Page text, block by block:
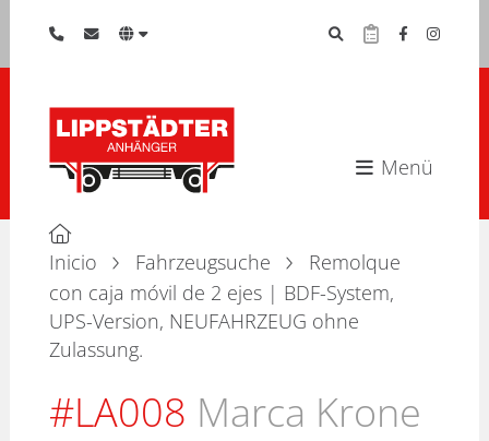
Menü
Inicio Fahrzeugsuche
Remolque
con caja móvil de 2 ejes | BDF-System,
UPS-Version, NEUFAHRZEUG ohne
Zulassung.
#LA008 Marca Krone